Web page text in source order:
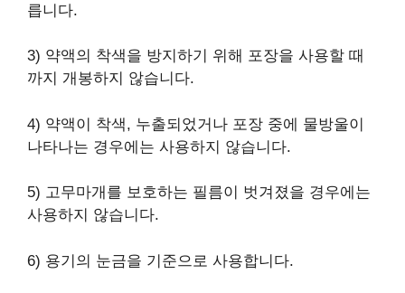
릅니다.
3) 약액의 착색을 방지하기 위해 포장을 사용할 때
까지 개봉하지 않습니다.
4) 약액이 착색, 누출되었거나 포장 중에 물방울이
나타나는 경우에는 사용하지 않습니다.
5) 고무마개를 보호하는 필름이 벗겨졌을 경우에는
사용하지 않습니다.
6) 용기의 눈금을 기준으로 사용합니다.